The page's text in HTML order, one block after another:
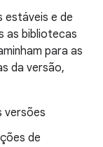
estáveis e de
as bibliotecas
para as
da versão,
versões
de